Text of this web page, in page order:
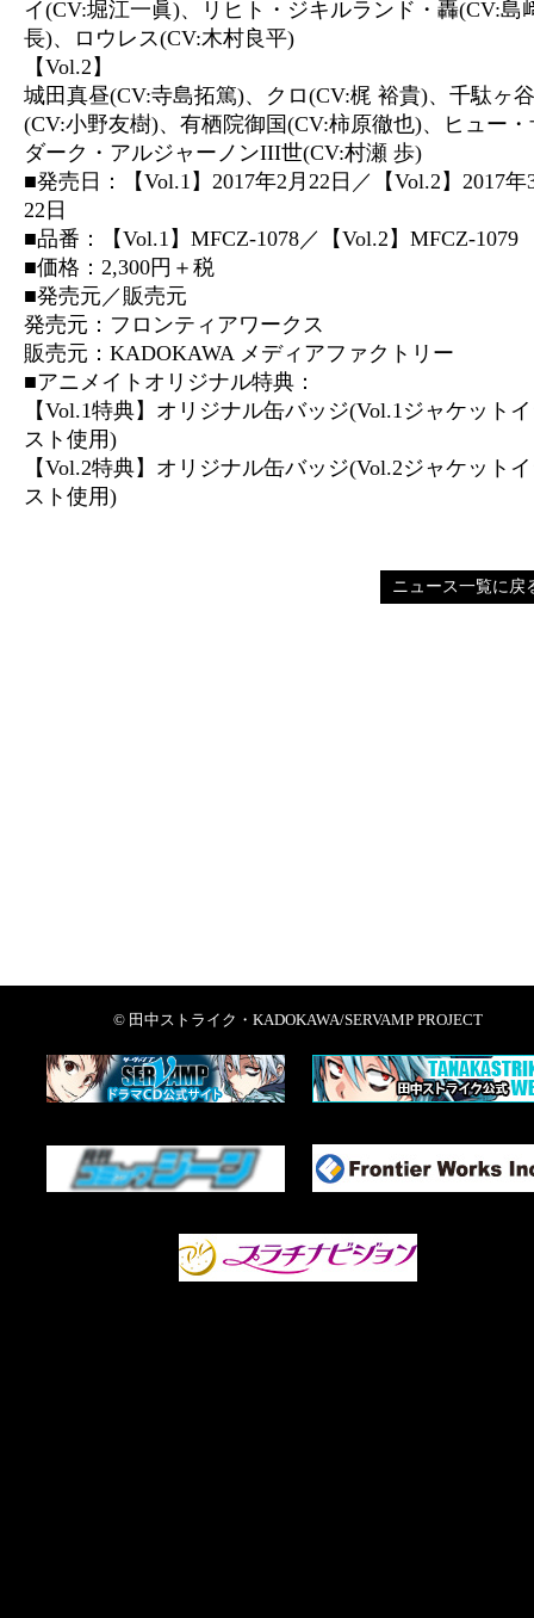
イ(CV:堀江一眞)、リヒト・ジキルランド・轟(CV:島
長)、ロウレス(CV:木村良平)
【Vol.2】
城田真昼(CV:寺島拓篤)、クロ(CV:梶 裕貴)、千駄ヶ
(CV:小野友樹)、有栖院御国(CV:柿原徹也)、ヒュー
ダーク・アルジャーノンIII世(CV:村瀬 歩)
■発売日：【Vol.1】2017年2月22日／【Vol.2】2017年
22日
■品番：【Vol.1】MFCZ-1078／【Vol.2】MFCZ-1079
■価格：2,300円＋税
■発売元／販売元
発売元：フロンティアワークス
販売元：KADOKAWA メディアファクトリー
■アニメイトオリジナル特典：
【Vol.1特典】オリジナル缶バッジ(Vol.1ジャケット
スト使用)
【Vol.2特典】オリジナル缶バッジ(Vol.2ジャケット
スト使用)
ニュース一覧に戻
© 田中ストライク・KADOKAWA/SERVAMP PROJECT